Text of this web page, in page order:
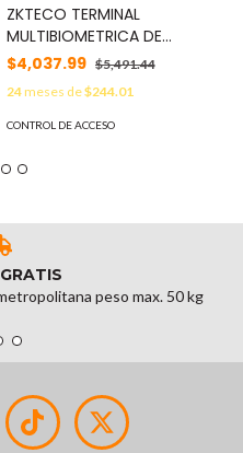
ZKTECO TERMINAL
MULTIBIOMETRICA DE
CONTROL DE ACCESO
7A INCORPORA LA ULTIMA
TECNOLOGIA DE
HUELLA DACTILAR EN CRISTAL
300,000 EVENTOS
COMUNICACION Wi-Fi 2.4 GHz
& TCP/IP SE PUEDE ELEGIR SI
COMO ACCESO, COMPATIBLE
CON ZKBIO ZLINK SOLUCION
SENSEFACE 7A
$4,037.99 $5,491.44
24meses de$244.01
CONTROL DE ACCESO
peso max. 50 kg